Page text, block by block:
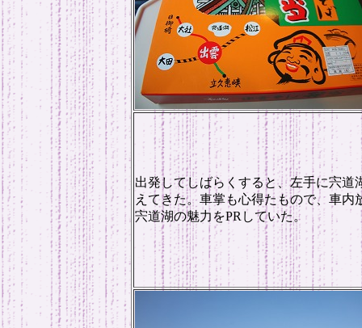
出発してしばらくすると、左手に宍道
えてきた。車掌も心得たもので、車内
宍道湖の魅力をPRしていた。